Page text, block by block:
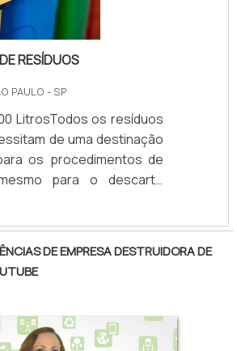
RESÍDUOS
PAULO - SP
LitrosTodos os resíduos
de uma destinação
os procedimentos de
para o descarte
apropriado. Portanto,
tenha o destino ideal,
de resíduos é
atrelados a
dependem de
e profissionais
que desenvolvem o
DE EMPRESA DESTRUIDORA DE